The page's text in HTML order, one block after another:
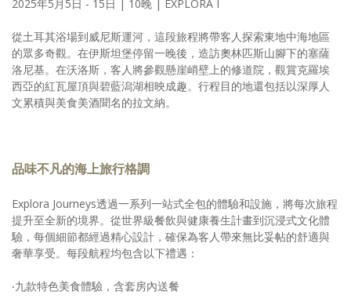
2025年5月5日 - 15日 | 10晚 | EXPLORA I
從土耳其浴場到威尼斯運河，這段旅程將帶客人探索東地中海地區
的眾多奇觀。在伊斯坦堡停留一晚後，造訪奧林匹斯山腳下的塞薩
洛尼基。在沃洛斯，客人將參觀懸崖峭壁上的修道院，觀賞克羅埃
西亞的紅瓦屋頂與碧藍潟湖相映成趣。行程目的地還包括以深厚人
文累積與美食美酒聞名的拉文納。
品味不凡的海上旅行格調
Explora Journeys透過一系列一站式全包的體驗和設施，將每次旅程
提升至全新的境界。從世界級餐飲與健康養生計畫到沉浸式文化體
驗，每個細節都經過精心設計，確保為客人帶來無比妥帖的舒適與
奢華享受。每段航程均包含以下禮遇：
‧九款特色美食體驗，含套房內送餐